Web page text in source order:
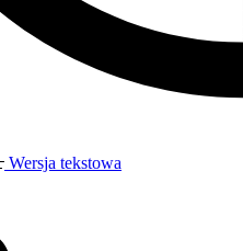
Wersja tekstowa